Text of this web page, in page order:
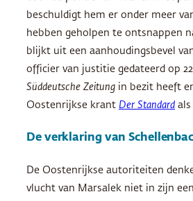
beschuldigt hem er onder meer
hebben geholpen te ontsnappen
blijkt uit een aanhoudingsbevel
officier van justitie gedateerd op
Süddeutsche Zeitung in bezit heeft
Oostenrijkse krant Der Standard
De verklaring van
De Oostenrijkse autoriteiten
vlucht van Marsalek niet in zijn